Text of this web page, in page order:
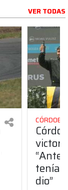
VER TODAS
dio”